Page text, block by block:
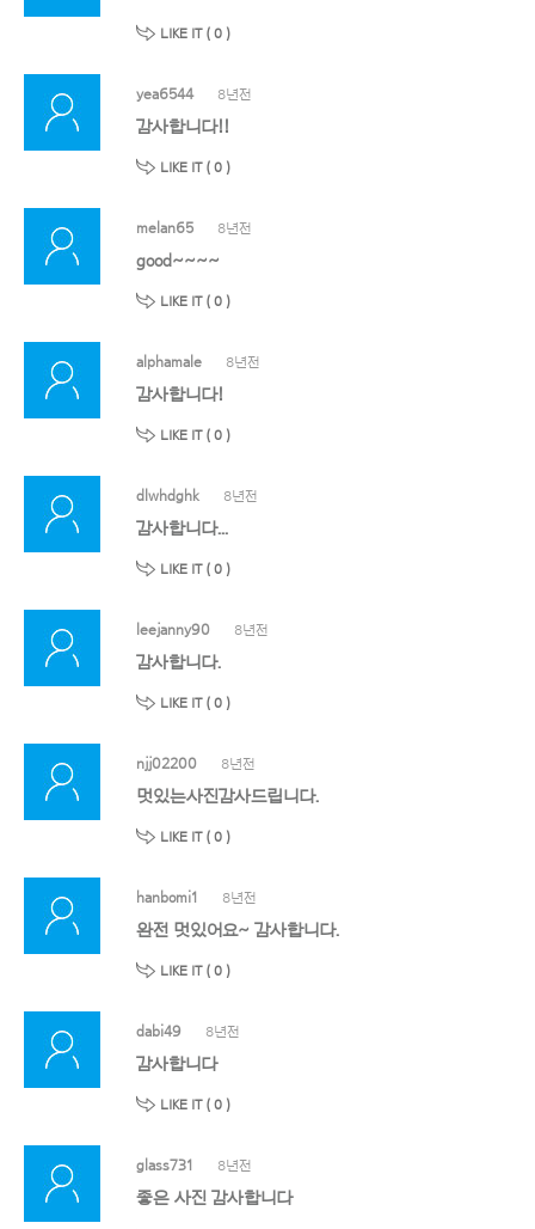
LIKE IT ( 0 )
yea6544 8년전
감사합니다!!
LIKE IT ( 0 )
melan65 8년전
good~~~~
LIKE IT ( 0 )
alphamale 8년전
감사합니다!
LIKE IT ( 0 )
dlwhdghk 8년전
감사합니다...
LIKE IT ( 0 )
leejanny90 8년전
감사합니다.
LIKE IT ( 0 )
njj02200 8년전
멋있는사진감사드립니다.
LIKE IT ( 0 )
hanbomi1 8년전
완전 멋있어요~ 감사합니다.
LIKE IT ( 0 )
dabi49 8년전
감사합니다
LIKE IT ( 0 )
glass731 8년전
좋은 사진 감사합니다